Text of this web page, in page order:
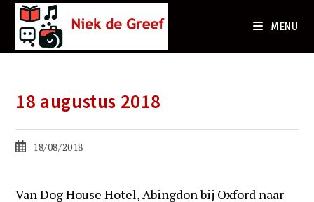
MENU
18 augustus 2018
Bericht18/08/2018
Van Dog House Hotel, Abingdon bij Oxford naar